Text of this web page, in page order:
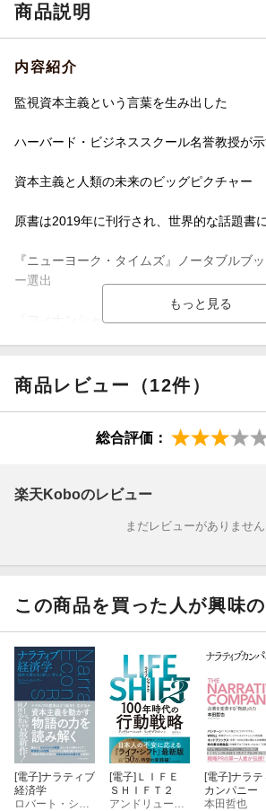
商品説明
内容紹介
監視資本主義という言葉を生み出した
ハーバード・ビジネススクール名誉教授が示
資本主義と人類の未来のビッグピクチャー
原書は2019年に刊行され、世界的な話題書に
『ニューヨーク・タイムズ』ノータブルブ
ー選出
『フィナンシャル・タイムズ』ベストブッ
『サンデータイムズ（UK）』ベストビジネ
イヤー選出
『ガーディアン』が選ぶ21世紀のベストブ
イト・ティース』著者）
稀に見る大胆な仮説、美しい筆致、深刻な
ーピースーーロバート・ライシュ（『最後
デジタル時代の自己防衛を必要とする全て
ナオミ・クライン（『ショック・ドクトリ
【主な内容】
序論 最初の地図
商品レビュー（12件）
総合評価：
楽天Koboのレビュー
まだレビューがありません
この商品を買った人が興味
[電子]ナラティブ
経済学
[電子] ＬＩＦＥ
ＳＨＩＦＴ２
[電子]ナラテ
カンパニー
本田哲也